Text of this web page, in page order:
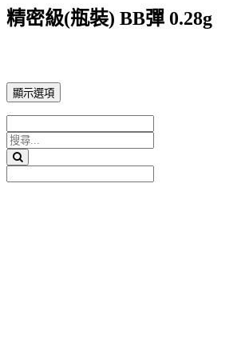
精密級(瓶裝) BB彈 0.28g
顯示選項